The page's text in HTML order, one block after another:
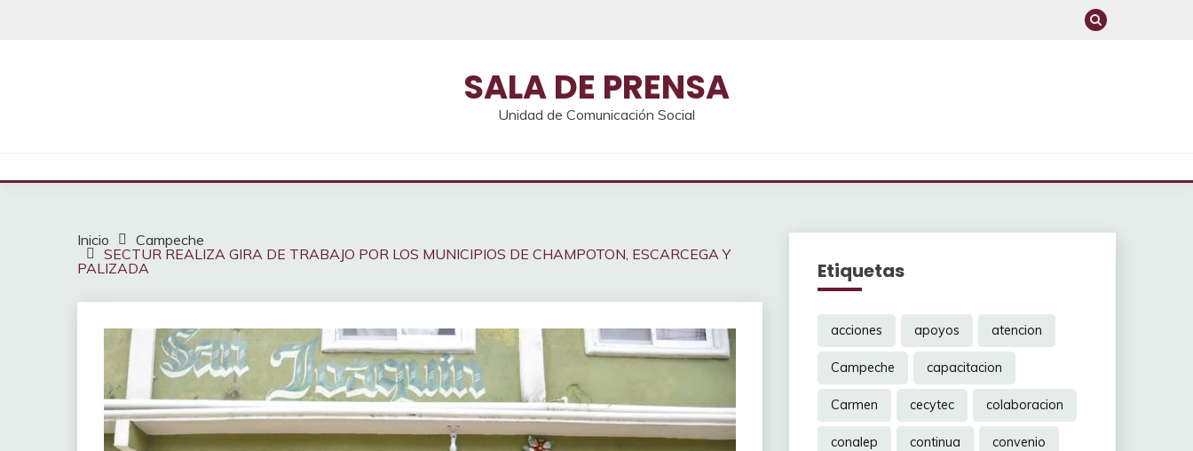
SALA DE PRENSA
Unidad de Comunicación Social
Inicio
Campeche
SECTUR REALIZA GIRA DE TRABAJO POR LOS MUNICIPIOS DE CHAMPOTON, ESCARCEGA Y
PALIZADA
Etiquetas
acciones apoyos atencion
Campeche capacitacion
Carmen cecytec colaboracion
conalep continua convenio